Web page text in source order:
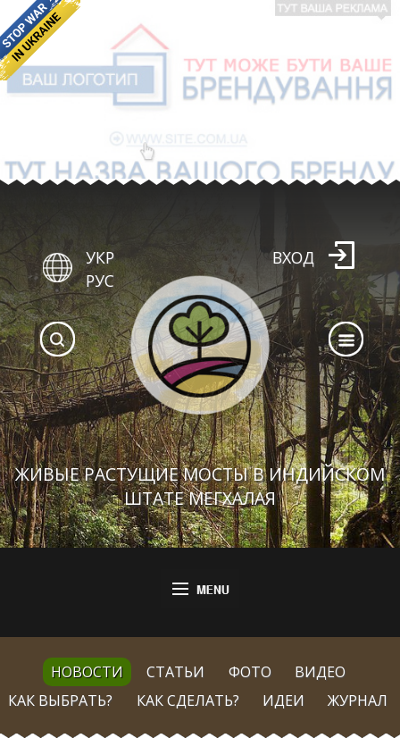
ЖИВЫЕ РАСТУЩИЕ МОСТЫ В ИНДИЙСКОМ
ШТАТЕ МЕГХАЛАЯ
УКР
РУС
ВХОД
НОВОСТИ СТАТЬИ ФОТО
ВИДЕО
КАК ВЫБРАТЬ?
КАК СДЕЛАТЬ? ИДЕИ ЖУРНАЛ